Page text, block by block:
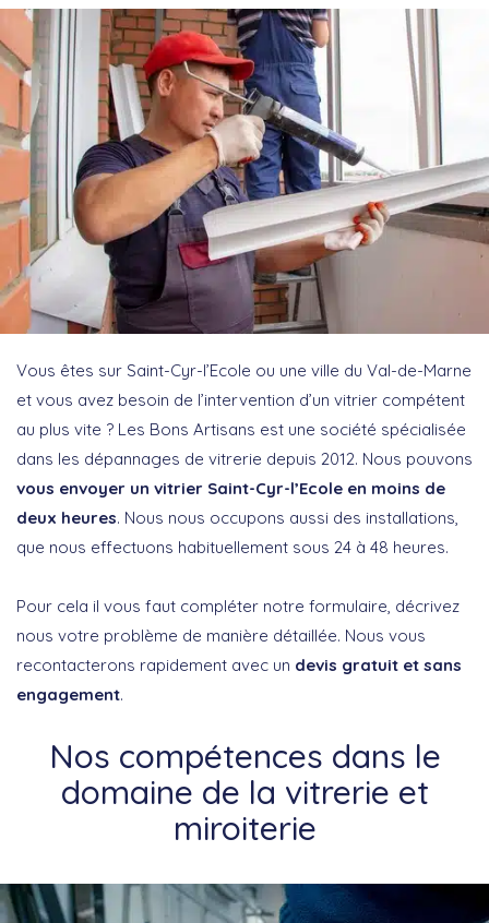
Vous êtes sur Saint-Cyr-l’Ecole ou une ville du Val-de-Marne
et vous avez besoin de l’intervention d’un vitrier compétent
au plus vite ? Les Bons Artisans est une société spécialisée
dans les dépannages de vitrerie depuis 2012. Nous pouvons
vous envoyer un vitrier Saint-Cyr-l’Ecole en moins de
deux heures. Nous nous occupons aussi des installations,
que nous effectuons habituellement sous 24 à 48 heures.
Pour cela il vous faut compléter notre formulaire, décrivez
nous votre problème de manière détaillée. Nous vous
recontacterons rapidement avec un devis gratuit et sans
engagement.
Nos compétences dans le
domaine de la vitrerie et
miroiterie